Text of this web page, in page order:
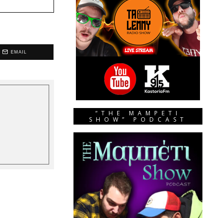
EMAIL
“THE MAMPETI
SHOW” PODCAST